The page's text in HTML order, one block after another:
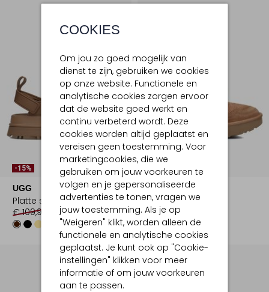
COOKIES
Om jou zo goed mogelijk van
dienst te zijn, gebruiken we cookies
op onze website. Functionele en
analytische cookies zorgen ervoor
dat de website goed werkt en
continu verbeterd wordt. Deze
cookies worden altijd geplaatst en
vereisen geen toestemming. Voor
marketingcookies, die we
gebruiken om jouw voorkeuren te
volgen en je gepersonaliseerde
advertenties te tonen, vragen we
jouw toestemming. Als je op
"Weigeren" klikt, worden alleen de
functionele en analytische cookies
geplaatst. Je kunt ook op "Cookie-
instellingen" klikken voor meer
informatie of om jouw voorkeuren
aan te passen.
-15%
UGG
Platte sandalen
€ 109,99
€ 92,99
Laatste Maten
UGG
Hoge sneakers
€ 179,99